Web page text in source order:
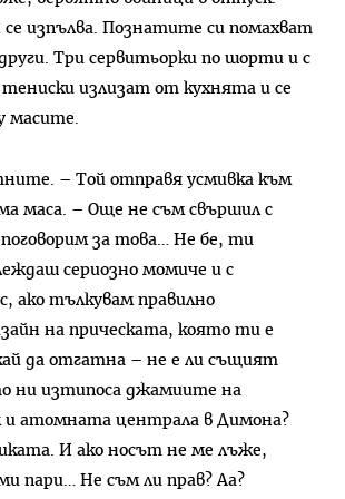
изпълва. Познатите си помахват
Три сервитьорки по шорти и с
тениски излизат от кухнята и се
масите.
– Той отправя усмивка към
маса. – Още не съм свършил с
за това… Не бе, ти
сериозно момиче и с
ако тълкувам правилно
на прическата, която ти е
да отгатна – не е ли същият
ни изтипоса джамиите на
и атомната централа в Димона?
И ако носът не ме лъже,
пари… Не съм ли прав? Аа?